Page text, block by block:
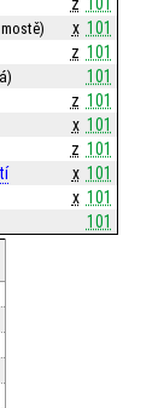
x 101
z 101
101
z 101
x 101
z 101
x 101
x 101
101